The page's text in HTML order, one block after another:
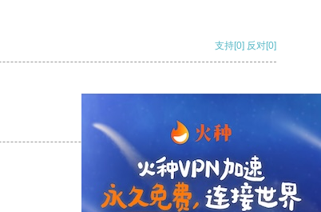
支持[0] 反对[0]
支持
支持[0] 反对[0]